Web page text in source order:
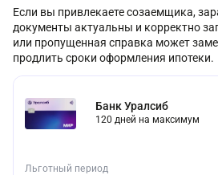
Если вы привлекаете созаемщика,
документы актуальны и корректно
или пропущенная справка может
продлить сроки оформления ипотеки.
Банк Уралсиб
120 дней на максимум
Льготный период